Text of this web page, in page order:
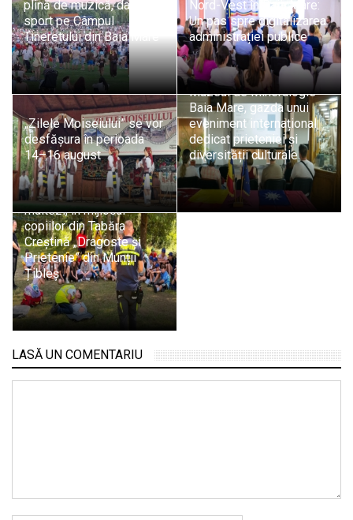
plină de muzică, dans și
sport pe Câmpul
Tineretului din Baia Mare
Nord-Vest în Baia Mare:
Un pas spre digitalizarea
administrației publice
„Zilele Moiseiului” se vor
desfășura în perioada
14–16 august
Muzeul de Mineralogie
Baia Mare, gazda unui
eveniment internațional
dedicat prieteniei și
diversității culturale
Pompierii SVSU Târgu
Lăpuș și voluntarii
maltezi, în mijlocul
copiilor din Tabăra
Creștină „Dragoste și
Prietenie” din Munții
Țibleș
LASĂ UN COMENTARIU